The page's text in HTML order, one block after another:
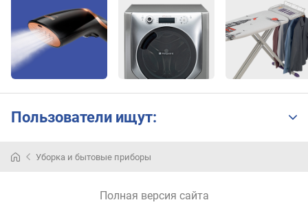
Пользователи ищут:
Уборка и бытовые приборы
Полная версия сайта